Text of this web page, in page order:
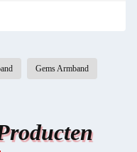
Gems Armband